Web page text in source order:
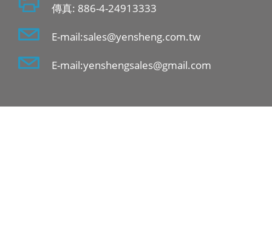
傳真: 886-4-24913333
E-mail:sales@yensheng.com.tw
E-mail:yenshengsales@gmail.com